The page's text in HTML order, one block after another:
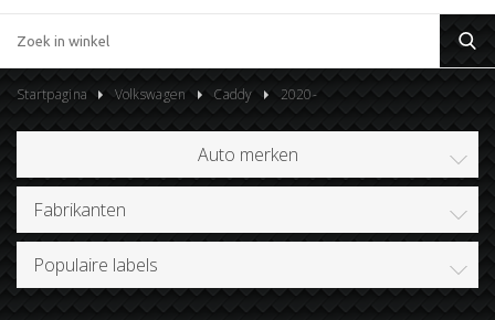
Startpagina Volkswagen Caddy 2020-
Auto merken
Fabrikanten
Populaire labels